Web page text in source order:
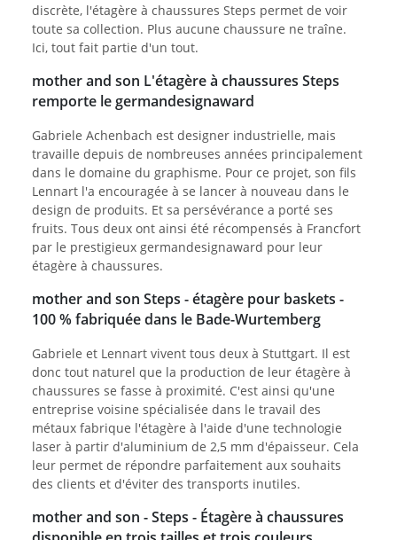
discrète, l'étagère à chaussures Steps permet de voir
toute sa collection. Plus aucune chaussure ne traîne.
Ici, tout fait partie d'un tout.
mother and son L'étagère à chaussures Steps
remporte le germandesignaward
Gabriele Achenbach est designer industrielle, mais
travaille depuis de nombreuses années principalement
dans le domaine du graphisme. Pour ce projet, son fils
Lennart l'a encouragée à se lancer à nouveau dans le
design de produits. Et sa persévérance a porté ses
fruits. Tous deux ont ainsi été récompensés à Francfort
par le prestigieux germandesignaward pour leur
étagère à chaussures.
mother and son Steps - étagère pour baskets -
100 % fabriquée dans le Bade-Wurtemberg
Gabriele et Lennart vivent tous deux à Stuttgart. Il est
donc tout naturel que la production de leur étagère à
chaussures se fasse à proximité. C'est ainsi qu'une
entreprise voisine spécialisée dans le travail des
métaux fabrique l'étagère à l'aide d'une technologie
laser à partir d'aluminium de 2,5 mm d'épaisseur. Cela
leur permet de répondre parfaitement aux souhaits
des clients et d'éviter des transports inutiles.
mother and son - Steps - Étagère à chaussures